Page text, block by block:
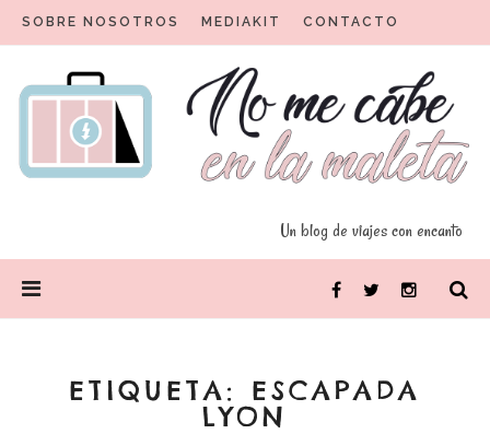
SOBRE NOSOTROS MEDIAKIT CONTACTO
Un blog de viajes con encanto
No me cabe en la maleta
Un blog para viajeros con encanto
FacebookTwitter Instagram
ETIQUETA: ESCAPADA
LYON